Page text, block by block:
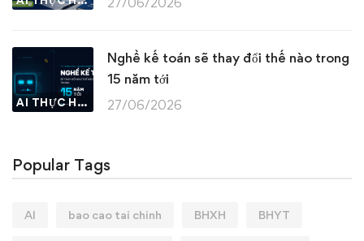
27/06/2026
AI THỰC HÀNH
Nghề kế toán sẽ thay đổi thế nào trong
15 năm tới
27/06/2026
Popular Tags
AI bao cao tai chinh BHXH BHYT